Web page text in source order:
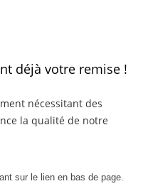
déjà votre remise !
au comptoir AVIS
vous avez indiqué en
nécessitant des
la qualité de notre
sur le lien en bas de page.